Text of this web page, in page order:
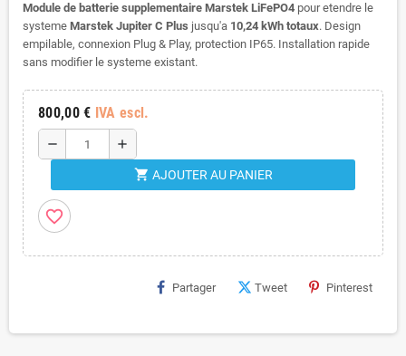
Module de batterie supplementaire Marstek LiFePO4 pour etendre le
systeme Marstek Jupiter C Plus jusqu'a 10,24 kWh totaux. Design
empilable, connexion Plug & Play, protection IP65. Installation rapide
sans modifier le systeme existant.
800,00 € IVA escl.
remove add
shopping_cart AJOUTER AU PANIER
favorite_border
Partager Tweet Pinterest